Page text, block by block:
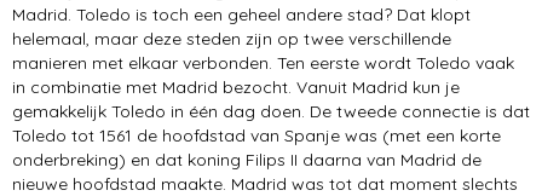
bezienswaardigheden
El Escorial
Madrid. Toledo is toch een geheel andere stad? Dat klopt
helemaal, maar deze steden zijn op twee verschillende
manieren met elkaar verbonden. Ten eerste wordt Toledo vaak
in combinatie met Madrid bezocht. Vanuit Madrid kun je
gemakkelijk Toledo in één dag doen. De tweede connectie is dat
Toledo tot 1561 de hoofdstad van Spanje was (met een korte
onderbreking) en dat koning Filips II daarna van Madrid de
nieuwe hoofdstad maakte. Madrid was tot dat moment slechts